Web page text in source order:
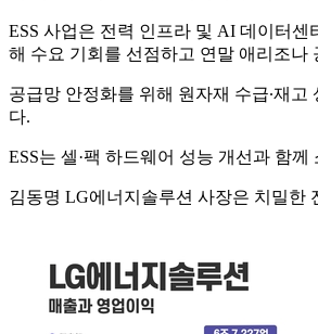
ESS 사업은 전력 인프라 및 AI 데이터
해 수요 기회를 선점하고 연말 애리조나
공급망 안정화를 위해 원자재 수급∙재
다.
ESS는 셀·팩 하드웨어 성능 개선과 함
김동명 LG에너지솔루션 사장은 치밀한